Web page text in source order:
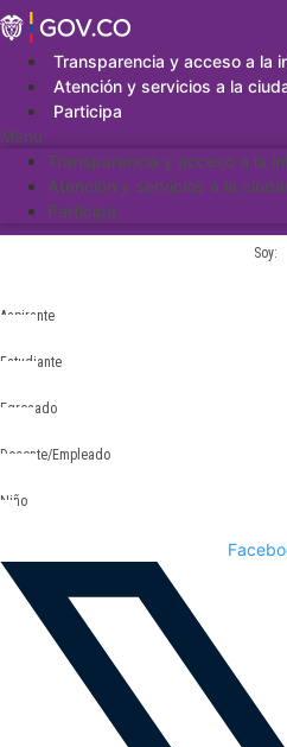
Saltar
al
contenidoTransparencia y acceso a la
Atención y servicios a la
Participa
Menu
Transparencia y acceso a la
Atención y servicios a la
Participa
Soy:
Aspirante
Estudiante
Egresado
Docente/Empleado
Niño